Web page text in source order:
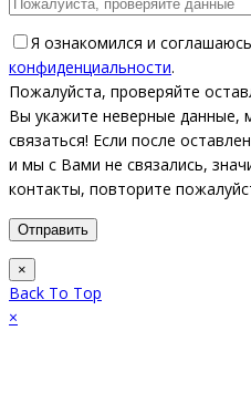
Я ознакомился и
конфиденциальности.
Пожалуйста, проверяйте
Вы укажите неверные
связаться! Если после
и мы с Вами не связались,
контакты, повторите
×
Back To Top
×